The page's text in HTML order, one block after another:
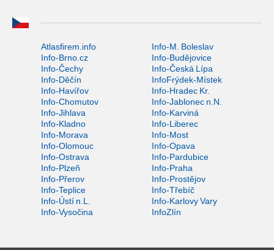
Atlasfirem.info
Info-M. Boleslav
Info-Brno.cz
Info-Budějovice
Info-Čechy
Info-Česká Lípa
Info-Děčín
InfoFrýdek-Místek
Info-Havířov
Info-Hradec Kr.
Info-Chomutov
Info-Jablonec n.N.
Info-Jihlava
Info-Karviná
Info-Kladno
Info-Liberec
Info-Morava
Info-Most
Info-Olomouc
Info-Opava
Info-Ostrava
Info-Pardubice
Info-Plzeň
Info-Praha
Info-Přerov
Info-Prostějov
Info-Teplice
Info-Třebíč
Info-Ústí n.L.
Info-Karlovy Vary
Info-Vysočina
InfoZlín